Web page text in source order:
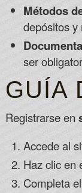
Métodos
depósitos y
ser
GUÍA
Registrarse en
Accede al
Haz clic en
Completa